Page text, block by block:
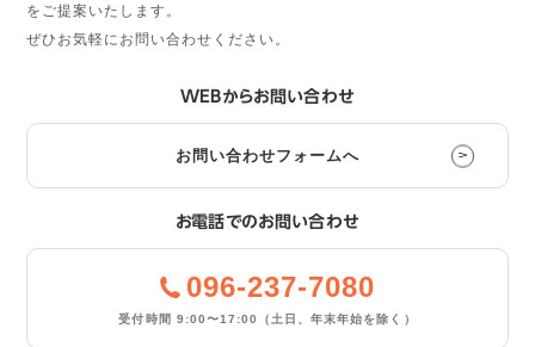
をご提案いたします。
ぜひお気軽にお問い合わせください。
WEBからお問い合わせ
お問い合わせフォームへ
お電話でのお問い合わせ
096-237-7080
受付時間 9:00〜17:00 （土日、年末年始を除く）